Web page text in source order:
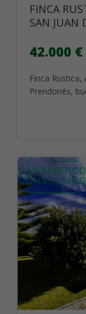
FINCA
SAN JUAN
42.000 €
Finca Rustica,
Prendonés,